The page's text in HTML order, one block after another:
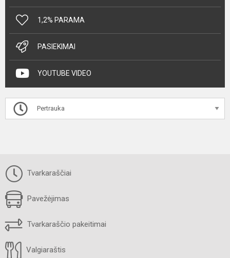
1,2% PARAMA
PASIEKIMAI
YOUTUBE VIDEO
Pertrauka
Tvarkaraščiai
Pavežėjimas
Tvarkaraščio pakeitimai
Valgiaraštis